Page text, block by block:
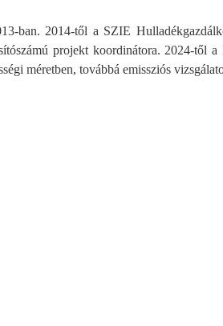
ban. 2014-től a SZIE
projekt koordinátora. 2024-től
méretben, továbbá emissziós